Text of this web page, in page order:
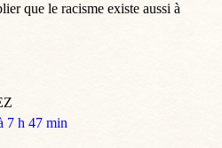
que le racisme existe aussi à
7 h 47 min